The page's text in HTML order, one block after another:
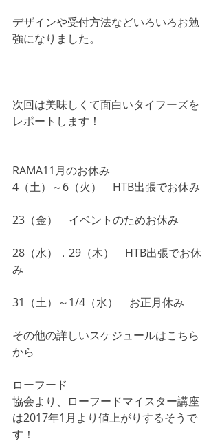
デザインや受付方法などいろいろお勉
強になりました。
次回は美味しくて面白いタイフーズを
レポートします！
RAMA11月のお休み
4（土）～6（火）　HTB出張でお休み
23（金）　イベントのためお休み
28（水）．29（木）　HTB出張でお休
み
31（土）～1/4（水）　お正月休み
その他の詳しいスケジュールはこちら
から
ローフード
協会より、ローフードマイスター講座
は2017年1月より値上がりするそうで
す！